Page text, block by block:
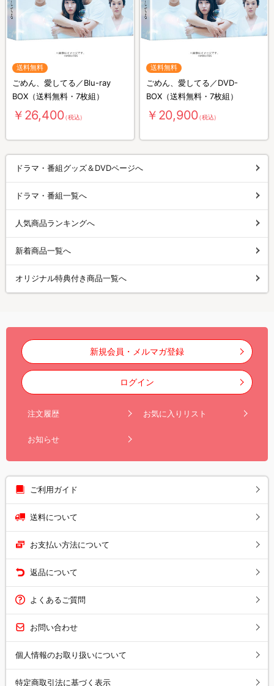
送料無料
ごめん、愛してる／Blu-ray
BOX（送料無料・7枚組）
￥26,400（税込）
送料無料
ごめん、愛してる／DVD-
BOX（送料無料・7枚組）
￥20,900（税込）
ドラマ・番組グッズ＆DVDページへ
ドラマ・番組一覧へ
人気商品ランキングへ
新着商品一覧へ
オリジナル特典付き商品一覧へ
新規会員・メルマガ登録
ログイン
注文履歴 お気に入りリスト
お知らせ
ご利用ガイド
送料について
お支払い方法について
返品について
よくあるご質問
お問い合わせ
個人情報のお取り扱いについて
特定商取引法に基づく表示